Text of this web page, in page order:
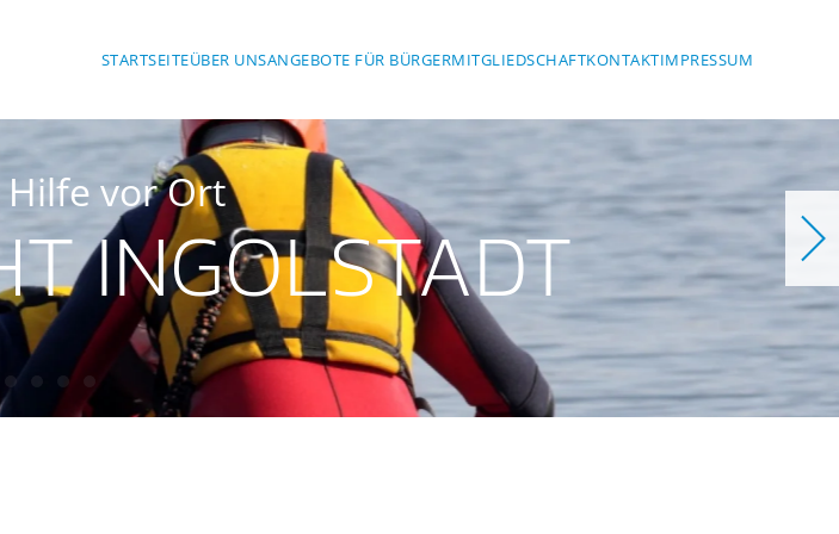
STARTSEITEÜBER UNSANGEBOTE FÜR BÜRGERMITGLIEDSCHAFTKONTAKTIMPRESSUM
vor Ort
INGOLSTADT
Wasserwacht Ingolstadt
Wasserwacht Ingolstadt
Wasserwacht Ingolstadt
Wasserwacht Ingolstadt
Wasserwacht Ingolstadt